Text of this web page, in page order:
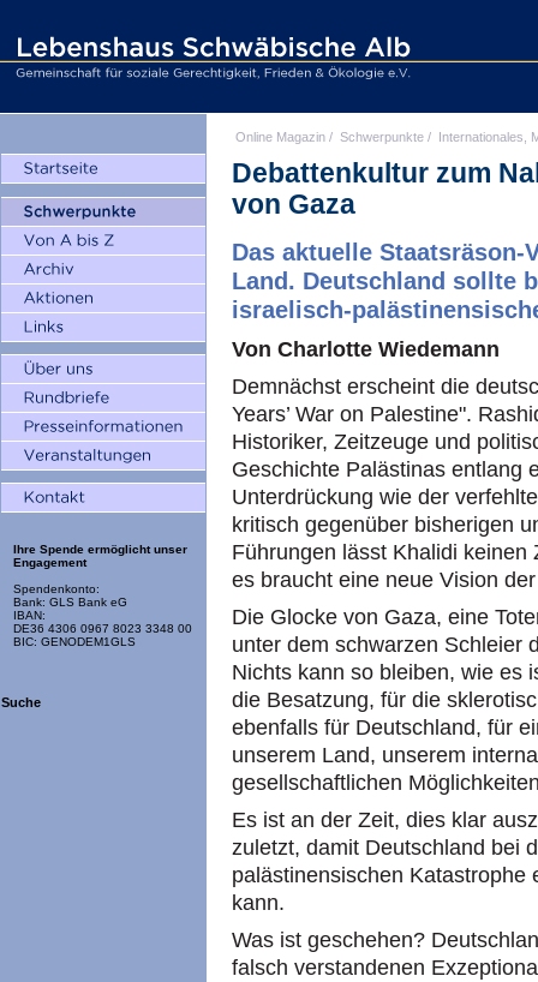
Ihre Spende ermöglicht unser
Engagement
Spendenkonto:
Bank: GLS Bank eG
IBAN:
DE36 4306 0967 8023 3348 00
BIC: GENODEM1GLS
Suche
Online Magazin / Schwerpunkte / Internationales,
Debattenkultur zum
von Gaza
Das aktuelle Staatsräson-
Land. Deutschland sollte
israelisch-
Von Charlotte Wiedemann
Demnächst erscheint die
Years’ War on Palestine".
Historiker, Zeitzeuge und
Geschichte Palästinas entlang
Unterdrückung wie der
kritisch gegenüber bisherigen
Führungen lässt Khalidi
es braucht eine neue Vision
Die Glocke von Gaza, eine
unter dem schwarzen Schleier
Nichts kann so bleiben, wie es
die Besatzung, für die
ebenfalls für Deutschland, für
unserem Land, unserem
gesellschaftlichen
Es ist an der Zeit, dies klar
zuletzt, damit Deutschland bei
palästinensischen Katastrophe
kann.
Was ist geschehen?
falsch verstandenen